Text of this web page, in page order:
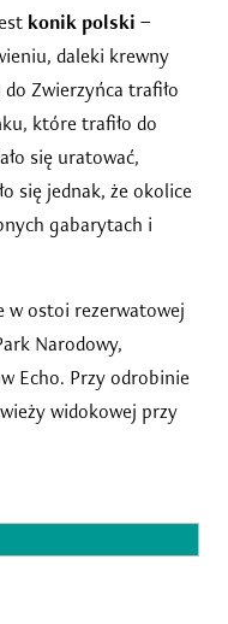
konik polski –
daleki krewny
Zwierzyńca trafiło
które trafiło do
się uratować,
się jednak, że okolice
gabarytach i
w ostoi rezerwatowej
Narodowy,
Echo. Przy odrobinie
widokowej przy